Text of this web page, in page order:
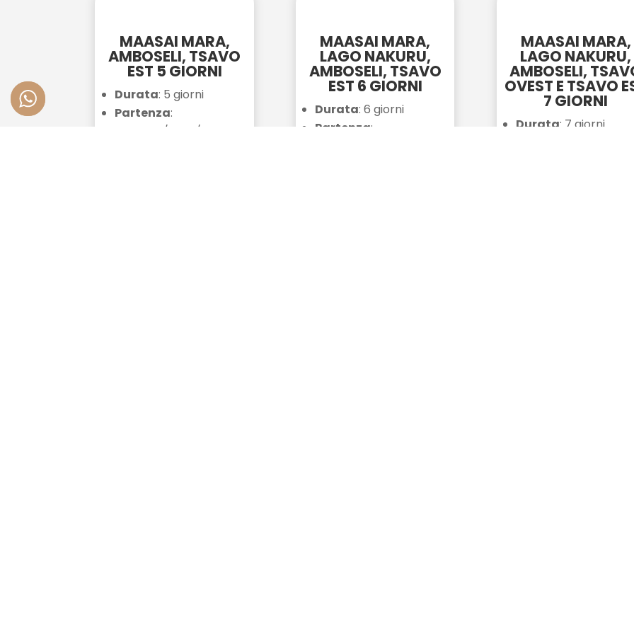
MAASAI MARA,
AMBOSELI, TSAVO
EST 5 GIORNI
Durata: 5 giorni
Partenza:
Watamu/Diani/Nairobi
MAASAI MARA,
LAGO NAKURU,
AMBOSELI, TSAVO
EST 6 GIORNI
Durata: 6 giorni
Partenza:
MAASAI MARA,
LAGO NAKURU,
AMBOSELI,
OVEST E TSAVO
7 GIORNI
Durata: 7 giorni